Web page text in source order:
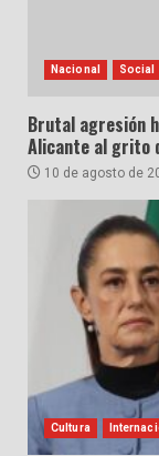
Nacional Social
Brutal agresión
Alicante al grito
10 de agosto de
Cultura